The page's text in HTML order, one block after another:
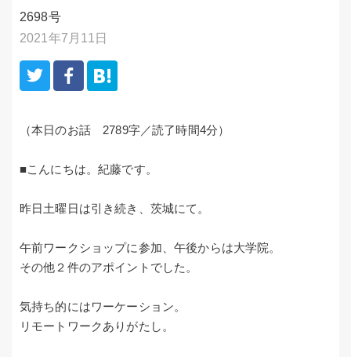
2698号
2021年7月11日
（本日のお話 2789字／読了時間4分）
■こんにちは。紀藤です。
昨日土曜日は引き続き、茨城にて。
午前ワークショップに参加、午後からは大学院。
その他２件のアポイントでした。
気持ち的にはワーケーション。
リモートワークありがたし。